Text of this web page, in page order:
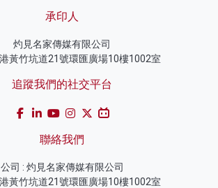
承印人
灼見名家傳媒有限公司
黃竹坑道21號環匯廣場10樓1002室
追蹤我們的社交平台
聯絡我們
公司 : 灼見名家傳媒有限公司
黃竹坑道21號環匯廣場10樓1002室